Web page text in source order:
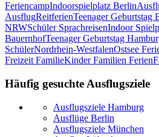
FeriencampIndoorspielplatz Berlin
AusflugReitferienTeenager Geburtstag
NRWSchüler SprachreisenIndoor
BauernhofTeenager Geburtstag
SchülerNordrhein-WestfalenOstsee
Freizeit FamilieKinder Familien Ferien
Häufig gesuchte Ausflugsziele
Ausflugsziele Hamburg
Ausflüge Berlin
Ausflugsziele München